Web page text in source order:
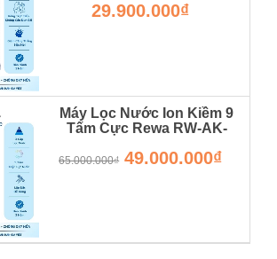
29.900.000₫
Máy Lọc Nước Ion Kiềm 9
Tấm Cực Rewa RW-AK-
Bảo Hành 36 Tháng
65.000.000₫ 49.000.000₫